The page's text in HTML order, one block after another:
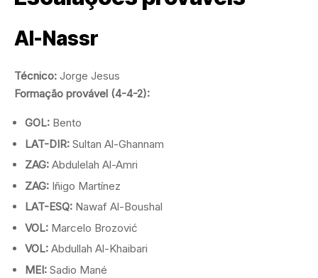
Al-Nassr
Técnico: Jorge Jesus
Formação provável (4-4-2):
GOL: Bento
LAT-DIR: Sultan Al-Ghannam
ZAG: Abdulelah Al-Amri
ZAG: Iñigo Martínez
LAT-ESQ: Nawaf Al-Boushal
VOL: Marcelo Brozović
VOL: Abdullah Al-Khaibari
MEI: Sadio Mané